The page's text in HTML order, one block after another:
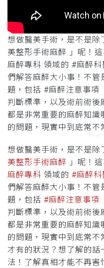
想做醫美手術，是不是
美整形手術麻醉 」呢！
麻醉專科 領域的 #麻醉
們解答麻醉大小事！不管
題，包括 #麻醉注意事項
判斷標準，以及術前術
都是非常重要的麻醉知
的問題，現實中到底常
想做醫美手術，是不是除
美整形手術麻醉 」呢！
麻醉專科 領域的 #麻醉科
們解答麻醉大小事！不管
題，包括 #麻醉注意事項
判斷標準，以及術前術
都是非常重要的麻醉知
的問題，現實中到底常
才有的狀況？想了解的
法！了解真相才能不再害